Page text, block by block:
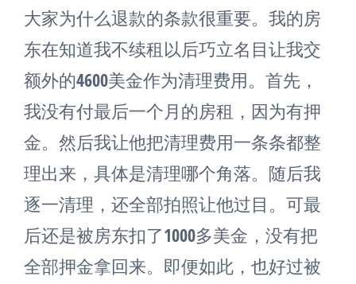
大家为什么退款的条款很重要。我的房
东在知道我不续租以后巧立名目让我交
额外的4600美金作为清理费用。首先，
我没有付最后一个月的房租，因为有押
金。然后我让他把清理费用一条条都整
理出来，具体是清理哪个角落。随后我
逐一清理，还全部拍照让他过目。可最
后还是被房东扣了1000多美金，没有把
全部押金拿回来。即便如此，也好过被